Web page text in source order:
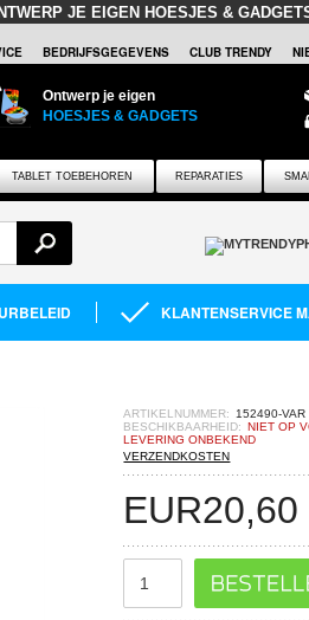
JE EIGEN HOESJES &
BEDRIJFSGEGEVENS CLUB TRENDY
Ontwerp je eigen
HOESJES & GADGETS
TABLET TOEBEHOREN REPARATIES
KLANTENSERVICE
ARTIKELNUMMER:
152490-VAR
BESCHIKBAARHEID: NIET OP
LEVERING ONBEKEND
VERZENDKOSTEN
EUR20,60